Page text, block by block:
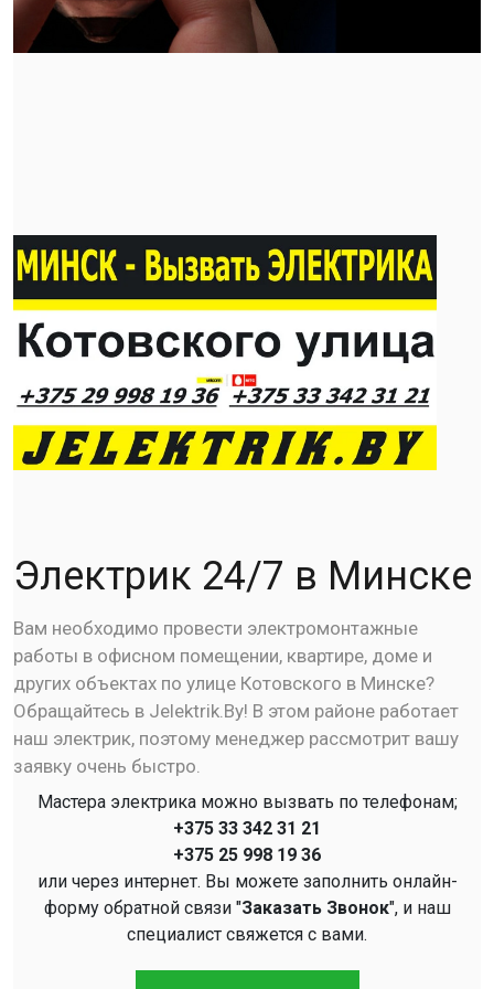
Электрик 24/7 в Минске
Вам необходимо провести электромонтажные
работы в офисном помещении, квартире, доме и
других объектах по улице Котовского в Минске?
Обращайтесь в Jelektrik.By! В этом районе работает
наш электрик, поэтому менеджер рассмотрит вашу
заявку очень быстро.
Мастера электрика можно вызвать по телефонам;
+375 33 342 31 21
+375 25 998 19 36
или через интернет. Вы можете заполнить онлайн-
форму обратной связи "Заказать Звонок", и наш
специалист свяжется с вами.